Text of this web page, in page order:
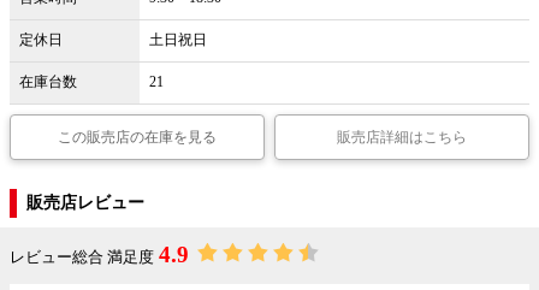
定休日 土日祝日
在庫台数 21
この販売店の在庫を見る 販売店詳細はこちら
販売店レビュー
レビュー総合 満足度 4.9